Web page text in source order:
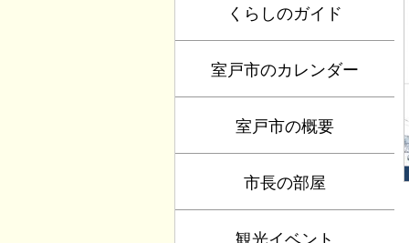
くらしのガイド
室戸市のカレンダー
室戸市の概要
市長の部屋
観光イベント